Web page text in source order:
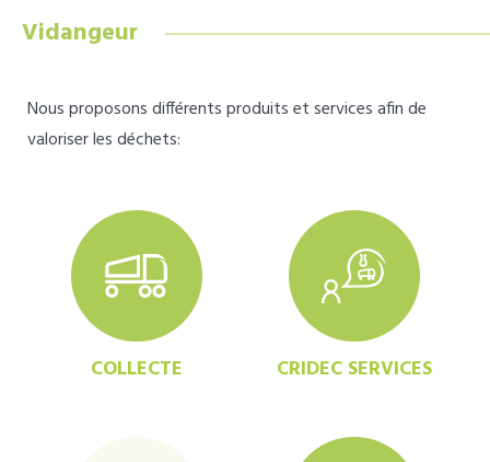
Vidangeur
Nous proposons différents produits et services afin de
valoriser les déchets:
COLLECTE CRIDEC SERVICES